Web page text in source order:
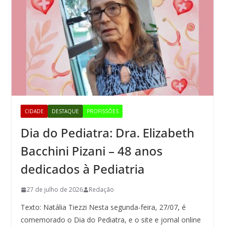
CIDADE DESTAQUE PROFISSÕES
Dia do Pediatra: Dra. Elizabeth
Bacchini Pizani – 48 anos
dedicados à Pediatria
27 de julho de 2026 Redação
Texto: Natália Tiezzi Nesta segunda-feira, 27/07, é
comemorado o Dia do Pediatra, e o site e jornal online